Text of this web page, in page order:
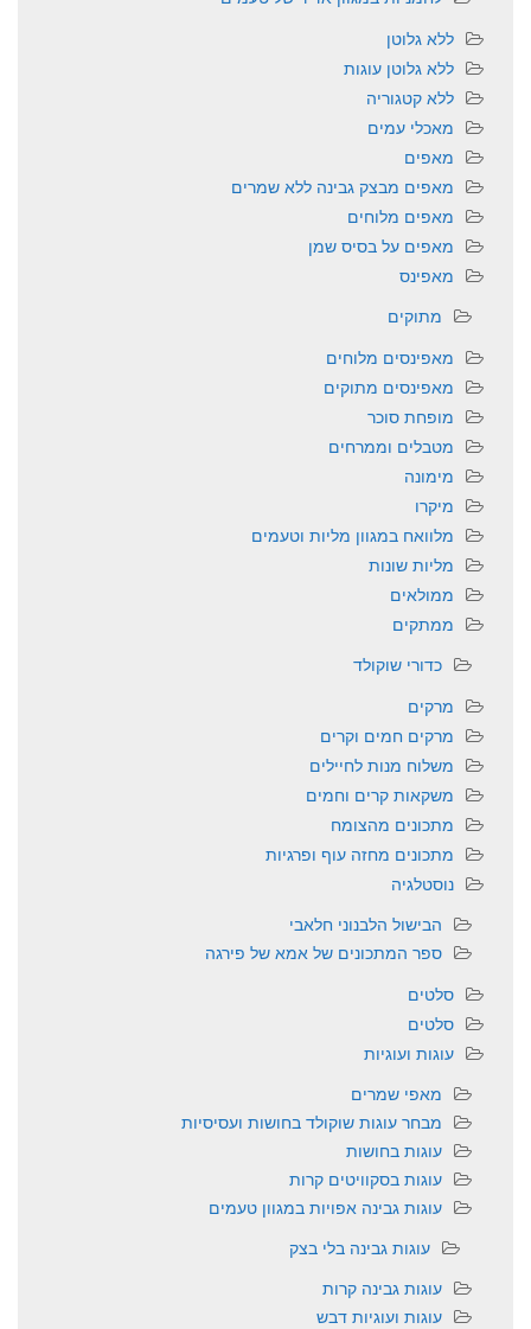
ללא גלוטן
ללא גלוטן עוגות
ללא קטגוריה
מאכלי עמים
מאפים
מאפים מבצק גבינה ללא שמרים
מאפים מלוחים
מאפים על בסיס שמן
מאפינס
מתוקים
מאפינסים מלוחים
מאפינסים מתוקים
מופחת סוכר
מטבלים וממרחים
מימונה
מיקרו
מלוואח במגוון מליות וטעמים
מליות שונות
ממולאים
ממתקים
כדורי שוקולד
מרקים
מרקים חמים וקרים
משלוח מנות לחיילים
משקאות קרים וחמים
מתכונים מהצומח
מתכונים מחזה עוף ופרגיות
נוסטלגיה
הבישול הלבנוני חלאבי
ספר המתכונים של אמא של פירגה
סלטים
סלטים
עוגות ועוגיות
מאפי שמרים
מבחר עוגות שוקולד בחושות ועסיסיות
עוגות בחושות
עוגות בסקוויטים קרות
עוגות גבינה אפויות במגוון טעמים
עוגות גבינה בלי בצק
עוגות גבינה קרות
עוגות ועוגיות דבש